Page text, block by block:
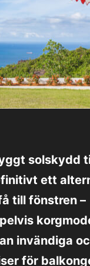
solskydd
ett
till fönstren –
invändiga
för